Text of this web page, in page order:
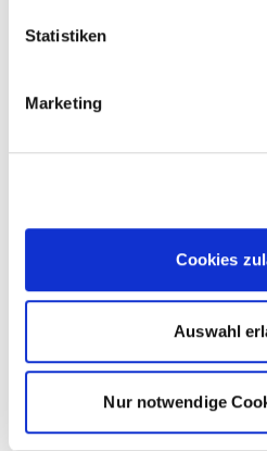
Statistiken
Marketing
Cookies
Auswahl
Nur notwendige